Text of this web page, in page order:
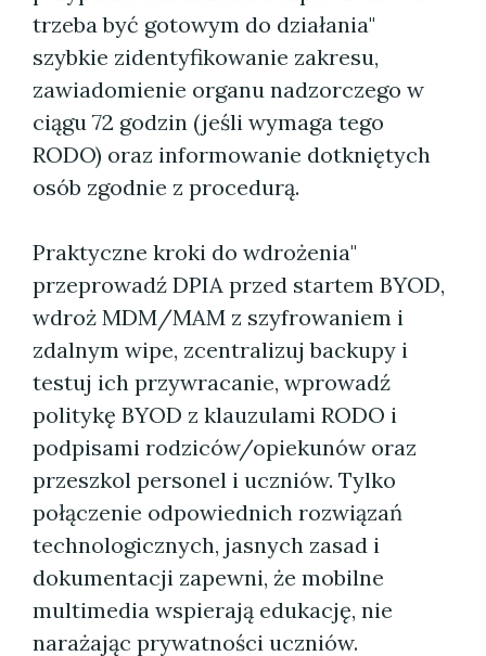
trzeba być gotowym do działania"
szybkie zidentyfikowanie zakresu,
zawiadomienie organu nadzorczego w
ciągu 72 godzin (jeśli wymaga tego
RODO) oraz informowanie dotkniętych
osób zgodnie z procedurą.
Praktyczne kroki do wdrożenia"
przeprowadź DPIA przed startem BYOD,
wdroż MDM/MAM z szyfrowaniem i
zdalnym wipe, zcentralizuj backupy i
testuj ich przywracanie, wprowadź
politykę BYOD z klauzulami RODO i
podpisami rodziców/opiekunów oraz
przeszkol personel i uczniów. Tylko
połączenie odpowiednich rozwiązań
technologicznych, jasnych zasad i
dokumentacji zapewni, że mobilne
multimedia wspierają edukację, nie
narażając prywatności uczniów.